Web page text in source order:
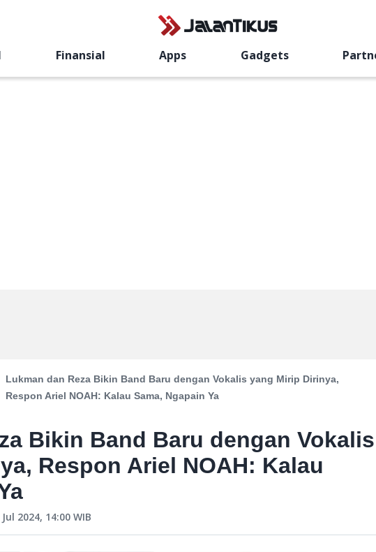
Finansial Apps Gadgets
Lukman dan Reza Bikin Band Baru dengan Vokalis yang Mirip Dirinya,
Respon Ariel NOAH: Kalau Sama, Ngapain Ya
Bikin Band Baru dengan Vokalis
Respon Ariel NOAH: Kalau
2024, 14:00 WIB